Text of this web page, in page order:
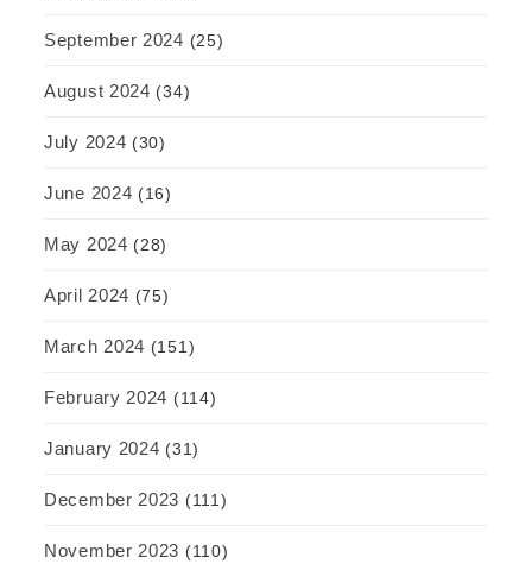
September 2024 (25)
August 2024 (34)
July 2024 (30)
June 2024 (16)
May 2024 (28)
April 2024 (75)
March 2024 (151)
February 2024 (114)
January 2024 (31)
December 2023 (111)
November 2023 (110)